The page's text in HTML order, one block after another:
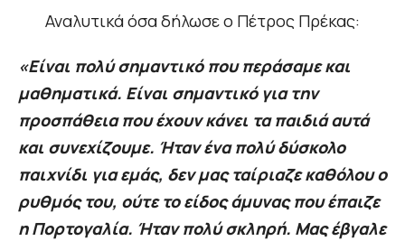
Αναλυτικά όσα δήλωσε ο Πέτρος Πρέκας:
«Είναι πολύ σημαντικό που περάσαμε και
μαθηματικά. Είναι σημαντικό για την
προσπάθεια που έχουν κάνει τα παιδιά αυτά
και συνεχίζουμε. Ήταν ένα πολύ δύσκολο
παιχνίδι για εμάς, δεν μας ταίριαζε καθόλου ο
ρυθμός του, ούτε το είδος άμυνας που έπαιζε
η Πορτογαλία. Ήταν πολύ σκληρή. Μας έβγαλε